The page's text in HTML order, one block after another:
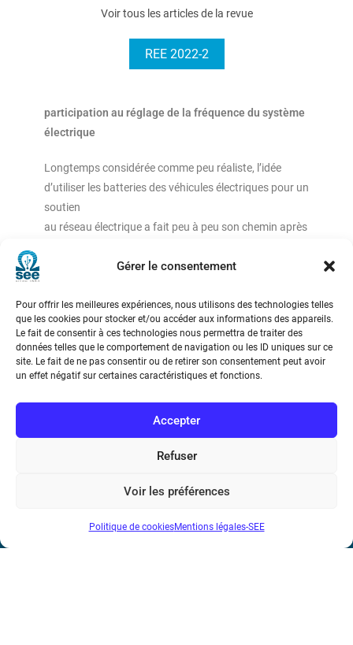
Gérer le consentement
Pour offrir les meilleures expériences, nous utilisons des technologies telles
que les cookies pour stocker et/ou accéder aux informations des appareils.
Le fait de consentir à ces technologies nous permettra de traiter des
données telles que le comportement de navigation ou les ID uniques sur ce
site. Le fait de ne pas consentir ou de retirer son consentement peut avoir
un effet négatif sur certaines caractéristiques et fonctions.
Accepter
Refuser
Voir les préférences
Politique de cookiesMentions légales-SEE
Voir tous les articles de la revue
REE 2022-2
participation au réglage de la fréquence du système
électrique
Longtemps considérée comme peu réaliste, l’idée
d’utiliser les batteries des véhicules électriques pour un
soutien
au réseau électrique a fait peu à peu son chemin après
Mais pour passer à une mise en œuvre réelle, encore
industrialisable et certifiée.
de l’Information et de la Communication